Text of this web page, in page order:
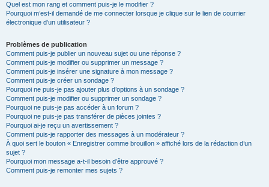
Quel est mon rang et comment puis-je le modifier ?
Pourquoi m’est-il demandé de me connecter lorsque je clique sur le lien de courrier
électronique d’un utilisateur ?
Problèmes de publication
Comment puis-je publier un nouveau sujet ou une réponse ?
Comment puis-je modifier ou supprimer un message ?
Comment puis-je insérer une signature à mon message ?
Comment puis-je créer un sondage ?
Pourquoi ne puis-je pas ajouter plus d’options à un sondage ?
Comment puis-je modifier ou supprimer un sondage ?
Pourquoi ne puis-je pas accéder à un forum ?
Pourquoi ne puis-je pas transférer de pièces jointes ?
Pourquoi ai-je reçu un avertissement ?
Comment puis-je rapporter des messages à un modérateur ?
À quoi sert le bouton « Enregistrer comme brouillon » affiché lors de la rédaction d’un
sujet ?
Pourquoi mon message a-t-il besoin d’être approuvé ?
Comment puis-je remonter mes sujets ?